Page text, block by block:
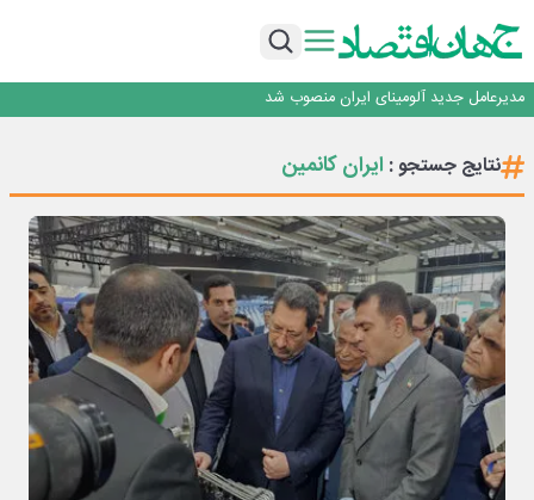
بازگشت فرش ماشینی به اصفهان پس از هفت سال؛ دو نمایشگاه تخصصی در شهر
مدیرعامل جدید آلومینای ایران منصوب شد
رونمایی فولاد غدیر نی ریز از سامانه ی « آقای پولاد»
بازگشت فرش ماشینی به اصفهان پس از هفت سال؛ دو نمایشگاه تخصصی در شهر
نتایج جستجو : ایران کانمین